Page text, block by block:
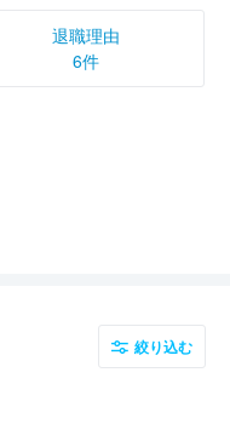
退職理由
6件
絞り込む